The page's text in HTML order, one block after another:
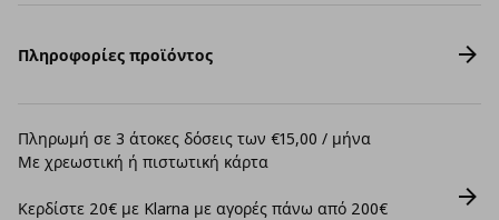
Πληροφορίες προϊόντος
Πληρωμή σε 3 άτοκες δόσεις των €15,00 / μήνα
Με χρεωστική ή πιστωτική κάρτα
Κερδίστε 20€ με Klarna με αγορές πάνω από 200€